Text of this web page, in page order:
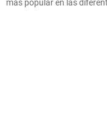
más popular en las